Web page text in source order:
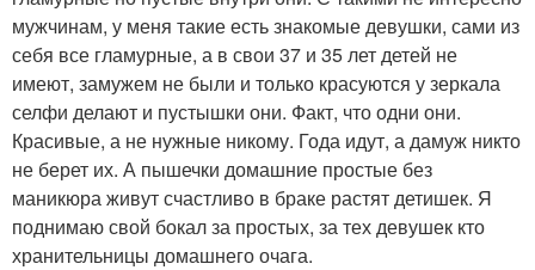
мужчинам, у меня такие есть знакомые девушки, сами из
себя все гламурные, а в свои 37 и 35 лет детей не
имеют, замужем не были и только красуются у зеркала
селфи делают и пустышки они. Факт, что одни они.
Красивые, а не нужные никому. Года идут, а дамуж никто
не берет их. А пышечки домашние простые без
маникюра живут счастливо в браке растят детишек. Я
поднимаю свой бокал за простых, за тех девушек кто
хранительницы домашнего очага.